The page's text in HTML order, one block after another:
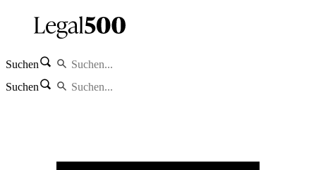
Suchen
Suchen